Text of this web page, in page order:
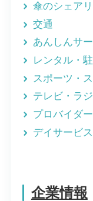
傘のシェア
交通
あんしんサ
レンタル・
スポーツ・
テレビ・ラ
プロバイダー
デイサービス
企業情報